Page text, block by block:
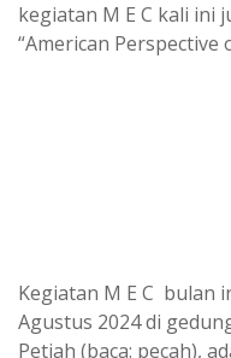
kegiatan M E C kali ini
“American Perspective
Kegiatan M E C bulan
Agustus 2024 di
Petjah (baca: pecah),